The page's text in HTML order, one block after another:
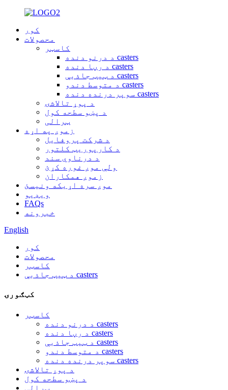
کور
محصولات
کاسټر
د درنو دنده casters
د رڼا دنده casters
د ټيټ جاذبې casters
د متوسط ​​​​دندو casters
سوپر درنده دنده casters
د پوړ تالاشۍ
د پښو سطحه کول
ټرالی
زموږ په اړه
د شرکت پروفایل
د کارپوریټ کلتور
د درناوي سند
ولې موږ غوره کړئ
زموږ همکاران
موږ سره اړیکه ونیسئ
ویډیو
FAQs
خبرونه
English
کور
محصولات
کاسټر
د ټيټ جاذبې casters
کټګورۍ
کاسټر
د درنو دنده casters
د رڼا دنده casters
د ټيټ جاذبې casters
د متوسط ​​​​دندو casters
سوپر درنده دنده casters
د پوړ تالاشۍ
د پښو سطحه کول
ټرالی